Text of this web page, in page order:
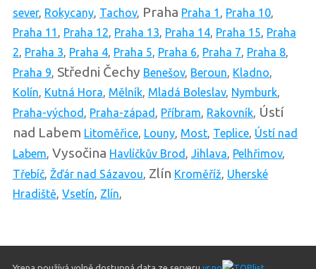
sever, Rokycany, Tachov, Praha Praha 1 , Praha 10,
Praha 11 , Praha 12, Praha 13, Praha 14, Praha 15, Praha
2, Praha 3, Praha 4, Praha 5, Praha 6, Praha 7, Praha 8,
Praha 9, Středni Čechy Benešov, Beroun, Kladno,
Kolín, Kutná Hora, Mělník, Mladá Boleslav, Nymburk,
Praha-východ , Praha-západ , Příbram, Rakovník, Ústí
nad Labem Litoměřice, Louny, Most, Teplice, Ústí nad
Labem, Vysočina Havlíčkův Brod , Jihlava, Pelhřimov,
Třebíč, Žďár nad Sázavou, Zlín Kroměříž, Uherské
Hradiště, Vsetín, Zlín,